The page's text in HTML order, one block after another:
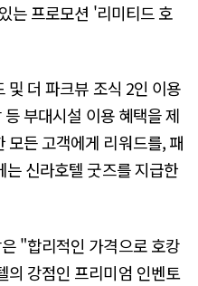
는 프로모션 '리미티드 호
및 더 파크뷰 조식 2인 이용
부대시설 이용 혜택을 제
모든 고객에게 리워드를, 패
신라호텔 굿즈를 지급한
"합리적인 가격으로 호캉
의 강점인 프리미엄 인벤토